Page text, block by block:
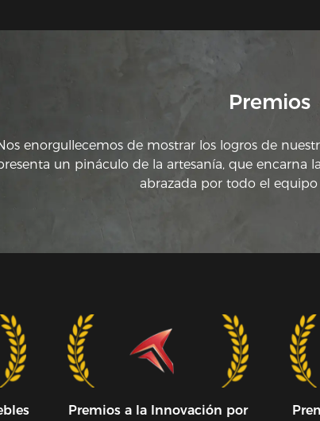
Premios
enorgullecemos de mostrar los logros de
un pináculo de la artesanía, que encarna
abrazada por todo el equipo
Premios a la Innovación por